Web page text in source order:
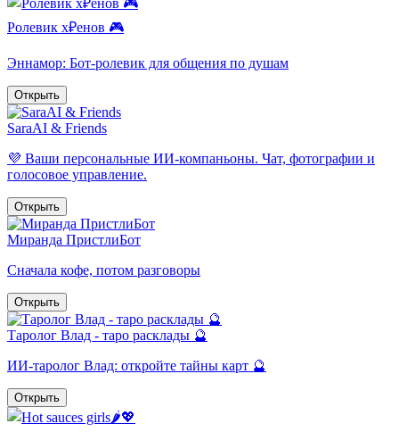
Ролевик х₽енов 🎮
Эннамор: Бот-ролевик для общения по душам
Открыть
SaraAI & Friends
💜 Ваши персональные ИИ-компаньоны. Чат, фотографии и
голосовое управление.
Открыть
Миранда ПристлиБот
Сначала кофе, потом разговоры
Открыть
Таролог Влад - таро расклады 🔮
ИИ-таролог Влад: откройте тайны карт 🔮
Открыть